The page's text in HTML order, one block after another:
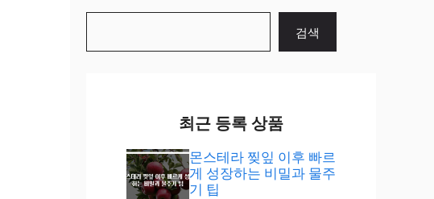
검색
최근 등록 상품
몬스테라 찢잎 이후 빠르
게 성장하는 비밀과 물주
기 팁